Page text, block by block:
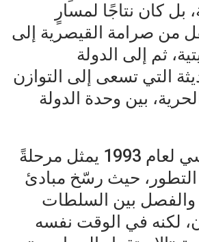
بل كان نتاجًا لمسارٍ
من صرامة القيصرية إلى
ثم إلى الدولة
التي تسعى إلى التوازن
بين وحدة الدولة
الدستور الروسي لعام 1993 يمثل مرحلةً
حيث رسّخ مبادئ
والفصل بين السلطات
لكنه في الوقت نفسه